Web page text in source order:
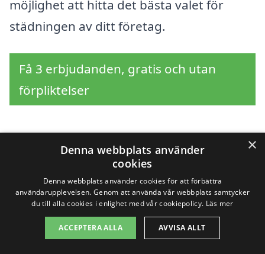
möjlighet att hitta det bästa valet för
städningen av ditt företag.
Få 3 erbjudanden, gratis och utan
förpliktelser
Sök efter en
professionell för
företagsstäd i andra
städer nära
×
Denna webbplats använder
cookies
Denna webbplats använder cookies för att förbättra
användarupplevelsen. Genom att använda vår webbplats samtycker
du till alla cookies i enlighet med vår cookiepolicy. Läs mer
ACCEPTERA ALLA AVVISA ALLT